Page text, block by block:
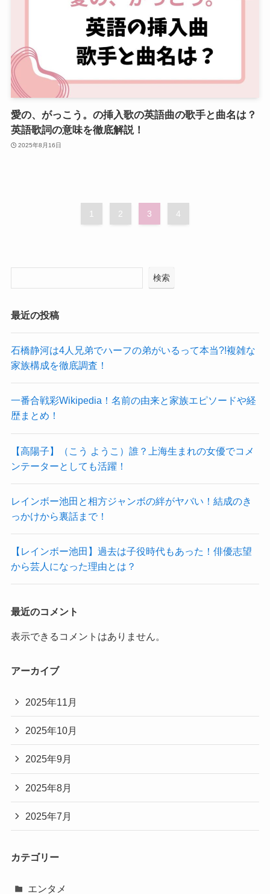
愛の、がっこう。の挿入歌の英語曲の歌手と曲名は？
英語歌詞の意味を徹底解説！
2025年8月16日
1 2 3 4
検索
最近の投稿
石橋静河は4人兄弟でハーフの弟がいるって本当?!複雑な
家族構成を徹底調査！
一番合戦彩Wikipedia！名前の由来と家族エピソードや経
歴まとめ！
【高陽子】（こう ようこ）誰？上海生まれの女優でコメ
ンテーターとしても活躍！
レインボー池田と相方ジャンボの絆がヤバい！結成のき
っかけから裏話まで！
【レインボー池田】過去は子役時代もあった！俳優志望
から芸人になった理由とは？
最近のコメント
表示できるコメントはありません。
アーカイブ
2025年11月
2025年10月
2025年9月
2025年8月
2025年7月
カテゴリー
エンタメ